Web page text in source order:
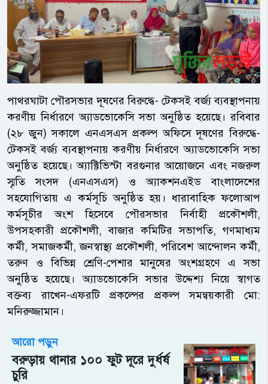
পাথরঘাটা পৌরসভার দূষণের বিরুদ্ধে- টেকসই বর্জ্য ব্যবস্থাপনায়
করণীয় নির্ধারণে অ্যাডভোকেসি সভা অনুষ্ঠিত হয়েছে। রবিবার
(২৮ জুন) সকালে এনএসএস প্রকল্প অফিসে দূষণের বিরুদ্ধে-
টেকসই বর্জ্য ব্যবস্থাপনায় করণীয় নির্ধারণে অ্যাডভোকেসি সভা
অনুষ্ঠিত হয়েছে। অ্যাক্টিভিস্টা বরগুনার আয়োজনে এবং নজরুল
স্মৃতি সংসদ (এনএসএস) ও অ্যাকশনএইড বাংলাদেশের
সহযোগিতায় এ কর্মসূচি অনুষ্ঠিত হয়। ধারাবাহিক ফলোআপ
কর্মসূচীর অংশ হিসেবে পৌরসভার নির্বাহী প্রকৌশলী,
উপসহকারী প্রকৌশলী, বাজার কমিটির সভাপতি, গণমাধ্যম
কর্মী, সমাজকর্মী, জনস্বাস্থ্য প্রকৌশলী, পরিবেশ আন্দোলন কর্মী,
তরুণ ও বিভিন্ন শ্রেণি-পেশার মানুষের অংশগ্রহণে এ সভা
অনুষ্ঠিত হয়েছে। অ্যাডভোকেসি সভার উদ্দেশ্য নিয়ে স্বাগত
বক্তব্য রাখেন-এফরটি প্রকল্পের প্রকল্প সমন্বয়কারী মো:
মনিরুজ্জামান।
আরো পড়ুন
বরুড়ায় থানার ১০০ ফুট দূরে দুর্ধর্ষ
চুরি